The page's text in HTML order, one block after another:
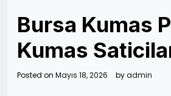
Bursa Kumas
Kumas
Posted on Mayıs 18, 2026 byadmin